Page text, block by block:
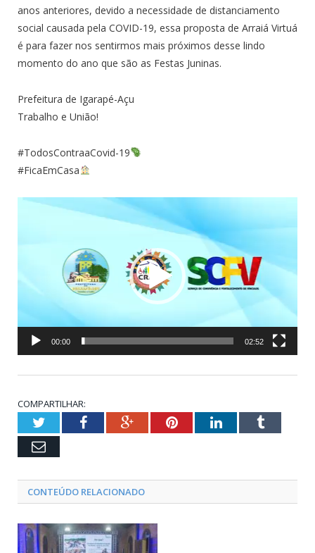
anos anteriores, devido a necessidade de distanciamento
social causada pela COVID-19, essa proposta de Arraiá Virtuá
é para fazer nos sentirmos mais próximos desse lindo
momento do ano que são as Festas Juninas.
Prefeitura de Igarapé-Açu
Trabalho e União!
#TodosContraaCovid-19
#FicaEmCasa
Tocador
00:00 02:52
COMPARTILHAR:
TwitterFacebookGoogle+PinterestLinkedInTumblr
Email
CONTEÚDO RELACIONADO